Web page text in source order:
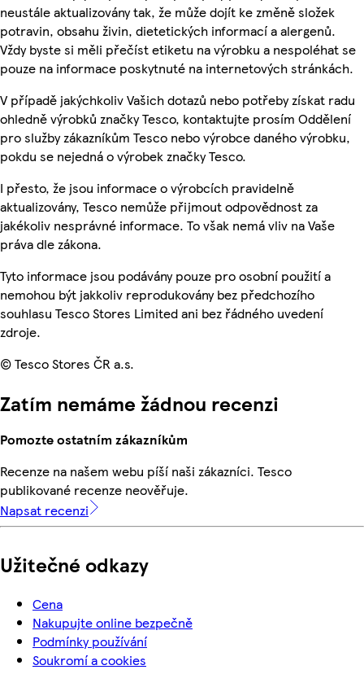
neustále aktualizovány tak, že může dojít ke změně složek
potravin, obsahu živin, dietetických informací a alergenů.
Vždy byste si měli přečíst etiketu na výrobku a nespoléhat se
pouze na informace poskytnuté na internetových stránkách.
V případě jakýchkoliv Vašich dotazů nebo potřeby získat radu
ohledně výrobků značky Tesco, kontaktujte prosím Oddělení
pro služby zákazníkům Tesco nebo výrobce daného výrobku,
pokdu se nejedná o výrobek značky Tesco.
I přesto, že jsou informace o výrobcích pravidelně
aktualizovány, Tesco nemůže přijmout odpovědnost za
jakékoliv nesprávné informace. To však nemá vliv na Vaše
práva dle zákona.
Tyto informace jsou podávány pouze pro osobní použití a
nemohou být jakkoliv reprodukovány bez předchozího
souhlasu Tesco Stores Limited ani bez řádného uvedení
zdroje.
© Tesco Stores ČR a.s.
Zatím nemáme žádnou recenzi
Pomozte ostatním zákazníkům
Recenze na našem webu píší naši zákazníci. Tesco
publikované recenze neověřuje.
Napsat recenzi
Užitečné odkazy
Cena
Nakupujte online bezpečně
Podmínky používání
Soukromí a cookies